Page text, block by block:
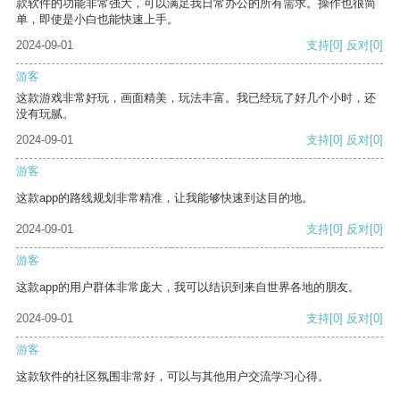
款软件的功能非常强大，可以满足我日常办公的所有需求。操作也很简
单，即使是小白也能快速上手。
2024-09-01
支持[0] 反对[0]
游客
这款游戏非常好玩，画面精美，玩法丰富。我已经玩了好几个小时，还
没有玩腻。
2024-09-01
支持[0] 反对[0]
游客
这款app的路线规划非常精准，让我能够快速到达目的地。
2024-09-01 支持[0] 反对[0]
游客
这款app的用户群体非常庞大，我可以结识到来自世界各地的朋友。
2024-09-01 支持[0] 反对[0]
游客
这款软件的社区氛围非常好，可以与其他用户交流学习心得。